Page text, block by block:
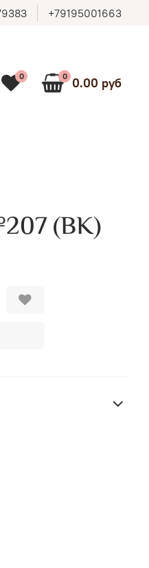
+79195001663
0 0 0.00 руб
(ВК)